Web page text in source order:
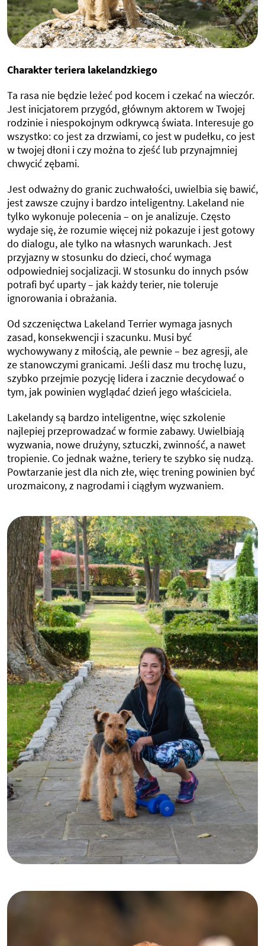
Charakter teriera lakelandzkiego
Ta rasa nie będzie leżeć pod kocem i czekać na wieczór.
Jest inicjatorem przygód, głównym aktorem w Twojej
rodzinie i niespokojnym odkrywcą świata. Interesuje go
wszystko: co jest za drzwiami, co jest w pudełku, co jest
w twojej dłoni i czy można to zjeść lub przynajmniej
chwycić zębami.
Jest odważny do granic zuchwałości, uwielbia się bawić,
jest zawsze czujny i bardzo inteligentny. Lakeland nie
tylko wykonuje polecenia – on je analizuje. Często
wydaje się, że rozumie więcej niż pokazuje i jest gotowy
do dialogu, ale tylko na własnych warunkach. Jest
przyjazny w stosunku do dzieci, choć wymaga
odpowiedniej socjalizacji. W stosunku do innych psów
potrafi być uparty – jak każdy terier, nie toleruje
ignorowania i obrażania.
Od szczenięctwa Lakeland Terrier wymaga jasnych
zasad, konsekwencji i szacunku. Musi być
wychowywany z miłością, ale pewnie – bez agresji, ale
ze stanowczymi granicami. Jeśli dasz mu trochę luzu,
szybko przejmie pozycję lidera i zacznie decydować o
tym, jak powinien wyglądać dzień jego właściciela.
Lakelandy są bardzo inteligentne, więc szkolenie
najlepiej przeprowadzać w formie zabawy. Uwielbiają
wyzwania, nowe drużyny, sztuczki, zwinność, a nawet
tropienie. Co jednak ważne, teriery te szybko się nudzą.
Powtarzanie jest dla nich złe, więc trening powinien być
urozmaicony, z nagrodami i ciągłym wyzwaniem.